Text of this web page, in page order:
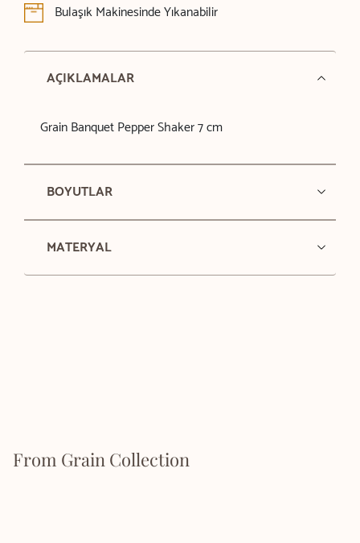
Bulaşık Makinesinde Yıkanabilir
AÇIKLAMALAR
Grain Banquet Pepper Shaker 7 cm
BOYUTLAR
MATERYAL
From Grain Collection